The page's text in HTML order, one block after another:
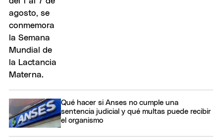
Qué hacer si Anses no cumple una
sentencia judicial y qué multas puede recibir
el organismo